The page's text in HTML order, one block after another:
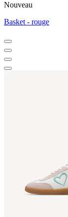
Nouveau
Basket - rouge